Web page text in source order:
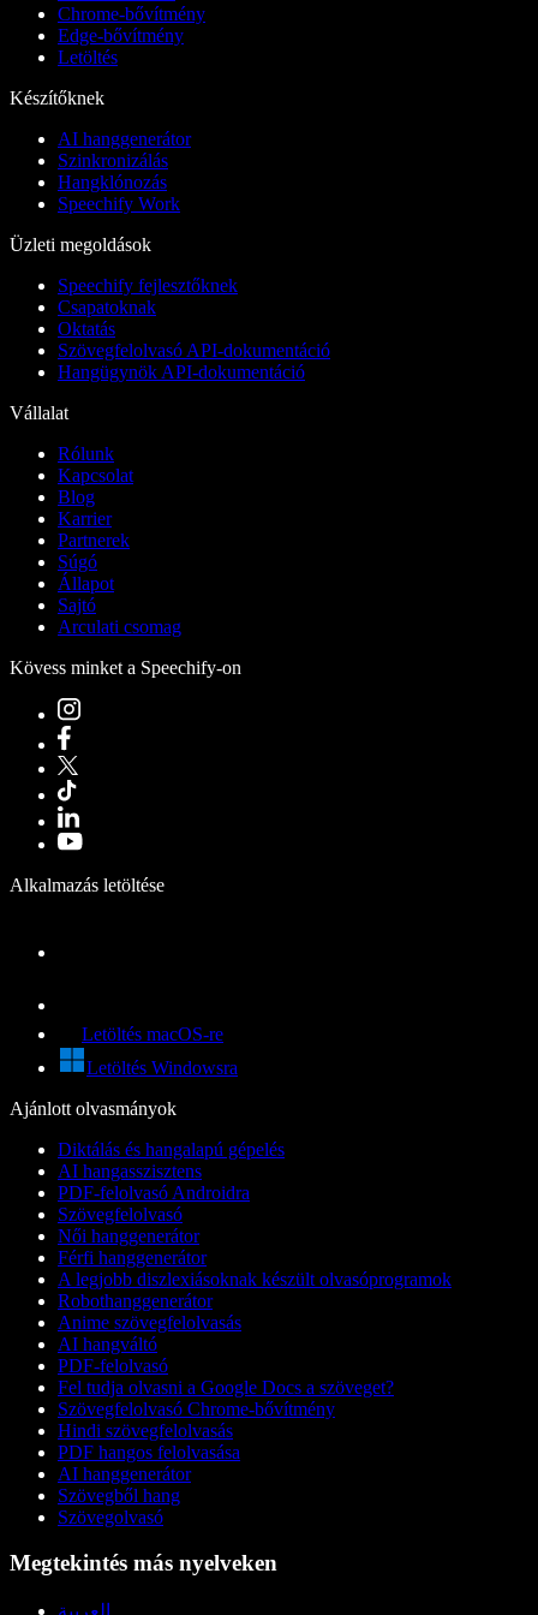
Chrome-bővítmény
Edge-bővítmény
Letöltés
Készítőknek
AI hanggenerátor
Szinkronizálás
Hangklónozás
Speechify Work
Üzleti megoldások
Speechify fejlesztőknek
Csapatoknak
Oktatás
Szövegfelolvasó API-dokumentáció
Hangügynök API-dokumentáció
Vállalat
Rólunk
Kapcsolat
Blog
Karrier
Partnerek
Súgó
Állapot
Sajtó
Arculati csomag
Kövess minket a Speechify-on
Alkalmazás letöltése
Letöltés macOS-re
Letöltés Windowsra
Ajánlott olvasmányok
Diktálás és hangalapú gépelés
AI hangasszisztens
PDF-felolvasó Androidra
Szövegfelolvasó
Női hanggenerátor
Férfi hanggenerátor
A legjobb diszlexiásoknak készült olvasóprogramok
Robothanggenerátor
Anime szövegfelolvasás
AI hangváltó
PDF-felolvasó
Fel tudja olvasni a Google Docs a szöveget?
Szövegfelolvasó Chrome-bővítmény
Hindi szövegfelolvasás
PDF hangos felolvasása
AI hanggenerátor
Szövegből hang
Szövegolvasó
Megtekintés más nyelveken